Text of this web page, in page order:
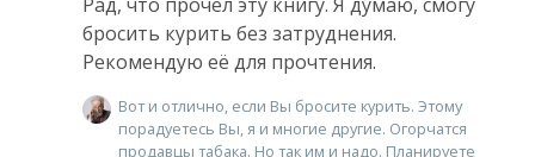
бросить курить без затруднения.
Рекомендую её для прочтения.
Вот и отлично, если Вы бросите курить. Этому
порадуетесь Вы, я и многие другие. Огорчатся
продавцы табака. Но так им и надо. Планируете